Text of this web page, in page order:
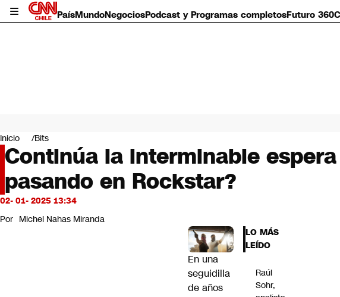
PaísMundoNegociosPodcast y Programas completosFuturo 360
Mundo
Negocios
Deportes
Programas completos
Cultura
Servicios
Bits
CNN Data
Inicio Bits
Continúa la interminable
pasando en Rockstar?
02- 01- 2025 13:34
Por Michel Nahas Miranda
En una
seguidilla
de años
LO MÁS
LEÍDO
Raúl
Sohr,